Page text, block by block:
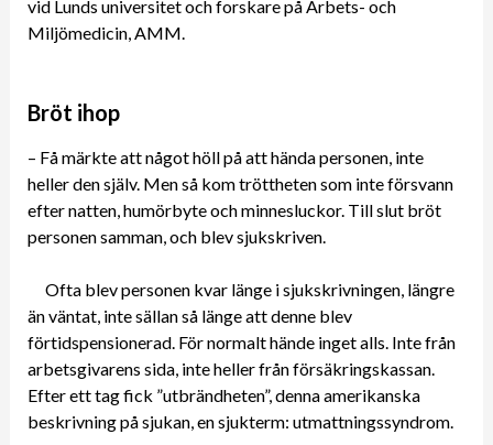
vid Lunds universitet och forskare på Arbets- och
Miljömedicin, AMM.
Bröt ihop
– Få märkte att något höll på att hända personen, inte
heller den själv. Men så kom tröttheten som inte försvann
efter natten, humörbyte och minnesluckor. Till slut bröt
personen samman, och blev sjukskriven.
Ofta blev personen kvar länge i sjukskrivningen, längre
än väntat, inte sällan så länge att denne blev
förtidspensionerad. För normalt hände inget alls. Inte från
arbetsgivarens sida, inte heller från försäkringskassan.
Efter ett tag fick ”utbrändheten”, denna amerikanska
beskrivning på sjukan, en sjukterm: utmattningssyndrom.